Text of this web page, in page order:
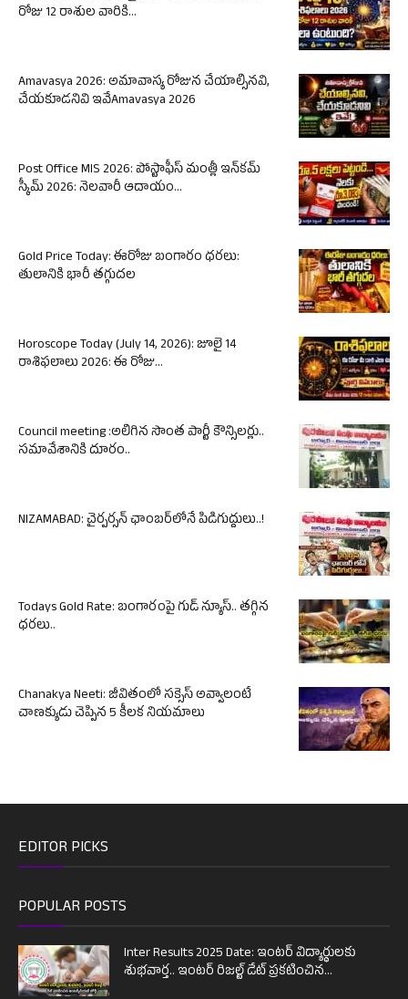
రోజు 12 రాశుల వారికి...
Amavasya 2026: అమావాస్య రోజున చేయాల్సినవి,
చేయకూడనివి ఇవేAmavasya 2026
Post Office MIS 2026: పోస్టాఫీస్ మంత్లీ ఇన్‌కమ్
స్కీమ్ 2026: నెలవారీ ఆదాయం...
Gold Price Today: ఈరోజు బంగారం ధరలు:
తులానికి భారీ తగ్గుదల
Horoscope Today (July 14, 2026): జూలై 14
రాశిఫలాలు 2026: ఈ రోజు...
Council meeting :అలిగిన సొంత పార్టీ కౌన్సిలర్లు..
సమావేశానికి దూరం..
NIZAMABAD: చైర్పర్సన్ ఛాంబర్‌లోనే పిడిగుద్దులు..!
Todays Gold Rate: బంగారంపై గుడ్ న్యూస్.. తగ్గిన
ధరలు..
Chanakya Neeti: జీవితంలో సక్సెస్ అవ్వాలంటే
చాణక్యుడు చెప్పిన 5 కీలక నియమాలు
EDITOR PICKS
POPULAR POSTS
Inter Results 2025 Date: ఇంటర్ విద్యార్థులకు
శుభవార్త.. ఇంటర్ రిజల్ట్ డేట్ ప్రకటించిన...